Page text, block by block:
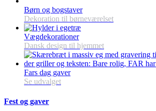
Børn og bogstaver
Dekoration til børneværelset
Vægdekorationer
Dansk design til hjemmet
Fars dag gaver
Se udvalget
Fest og gaver